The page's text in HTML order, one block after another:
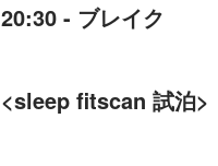
20:30 - ブレイク
<sleep fitscan 試泊>